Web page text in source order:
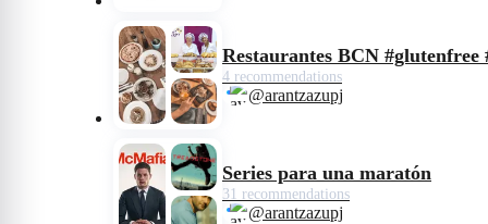
Restaurantes BCN #glutenfree
4 recommendations
@arantzazupj
Series para una maratón
31 recommendations
@arantzazupj